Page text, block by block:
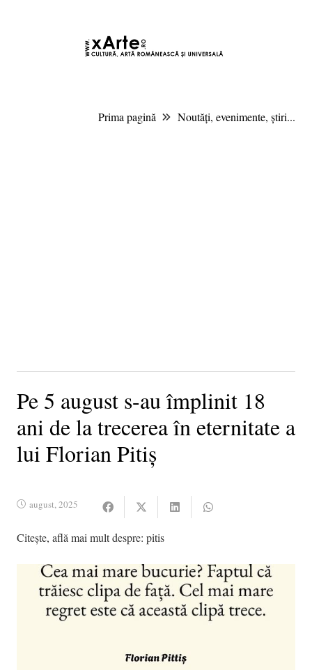
Prima pagină Noutăți, evenimente, știri...
Pe 5 august s-au împlinit 18
ani de la trecerea în eternitate a
lui Florian Pitiş
august, 2025
Citește, află mai mult despre: pitis